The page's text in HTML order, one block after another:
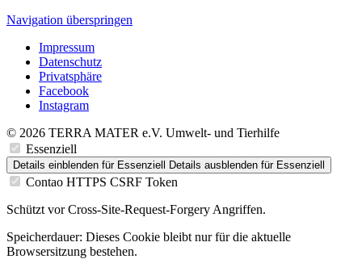
Navigation überspringen
Impressum
Datenschutz
Privatsphäre
Facebook
Instagram
© 2026 TERRA MATER e.V. Umwelt- und Tierhilfe
Essenziell
Details einblenden für Essenziell Details ausblenden für Essenziell
Contao HTTPS CSRF Token
Schützt vor Cross-Site-Request-Forgery Angriffen.
Speicherdauer: Dieses Cookie bleibt nur für die aktuelle
Browsersitzung bestehen.